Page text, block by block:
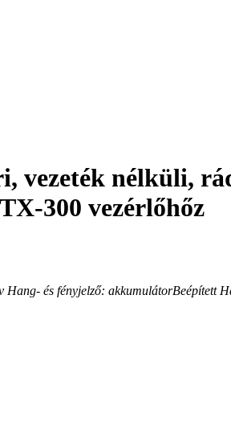
vezeték nélküli,
300 vezérlőhőz
Hang- és fényjelző: akkumulátorBeépített